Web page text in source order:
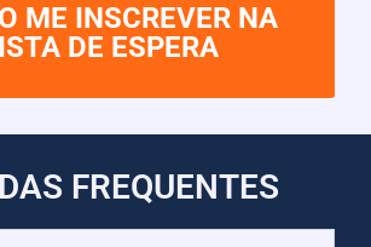
ME INSCREVER NA
DE ESPERA
FREQUENTES